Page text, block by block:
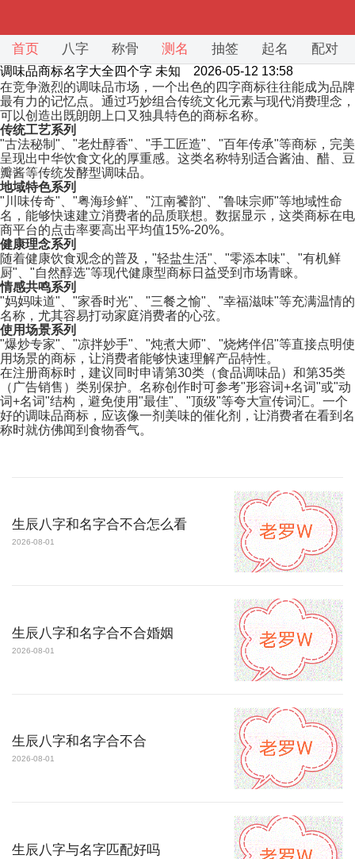
首页 八字 称骨 测名 抽签 起名 配对
调味品商标名字大全四个字 未知 2026-05-12 13:58
在竞争激烈的调味品市场，一个出色的四字商标往往能成为品牌
最有力的记忆点。通过巧妙组合传统文化元素与现代消费理念，
可以创造出既朗朗上口又独具特色的商标名称。
传统工艺系列
"古法秘制"、"老灶醇香"、"手工匠造"、"百年传承"等商标，完美
呈现出中华饮食文化的厚重感。这类名称特别适合酱油、醋、豆
瓣酱等传统发酵型调味品。
地域特色系列
"川味传奇"、"粤海珍鲜"、"江南饕韵"、"鲁味宗师"等地域性命
名，能够快速建立消费者的品质联想。数据显示，这类商标在电
商平台的点击率要高出平均值15%-20%。
健康理念系列
随着健康饮食观念的普及，"轻盐生活"、"零添本味"、"有机鲜
厨"、"自然醇选"等现代健康型商标日益受到市场青睐。
情感共鸣系列
"妈妈味道"、"家香时光"、"三餐之愉"、"幸福滋味"等充满温情的
名称，尤其容易打动家庭消费者的心弦。
使用场景系列
"爆炒专家"、"凉拌妙手"、"炖煮大师"、"烧烤伴侣"等直接点明使
用场景的商标，让消费者能够快速理解产品特性。
在注册商标时，建议同时申请第30类（食品调味品）和第35类
（广告销售）类别保护。名称创作时可参考"形容词+名词"或"动
词+名词"结构，避免使用"最佳"、"顶级"等夸大宣传词汇。一个
好的调味品商标，应该像一剂美味的催化剂，让消费者在看到名
称时就仿佛闻到食物香气。
生辰八字和名字合不合怎么看
2026-08-01
生辰八字和名字合不合婚姻
2026-08-01
生辰八字和名字合不合
2026-08-01
生辰八字与名字匹配好吗